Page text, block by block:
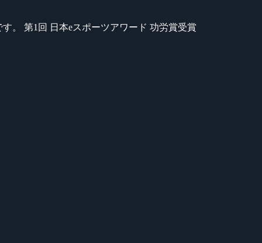
。 第1回 日本eスポーツアワード 功労賞受賞